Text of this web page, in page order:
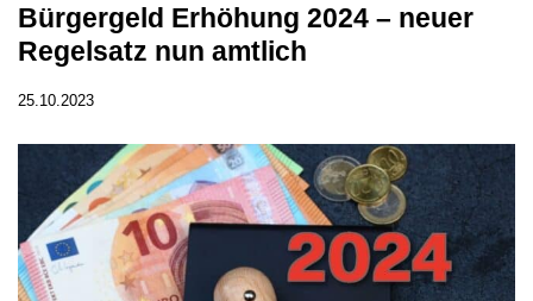
Bürgergeld Erhöhung 2024 – neuer
Regelsatz nun amtlich
25.10.2023